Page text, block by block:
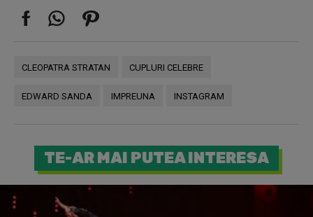
CLEOPATRA STRATAN CUPLURI CELEBRE
EDWARD SANDA IMPREUNA INSTAGRAM
TE-AR MAI PUTEA INTERESA